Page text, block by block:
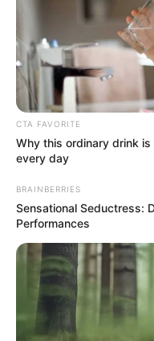
αρμόδια εισαγγελική
Σημειώνεται ότι, ο
στο παρελθόν για
ναρκωτικά.
Οι έρευνες
CTA FAVORITE
Why this ordinary drink
every day
BRAINBERRIES
Sensational Seductress:
Performances